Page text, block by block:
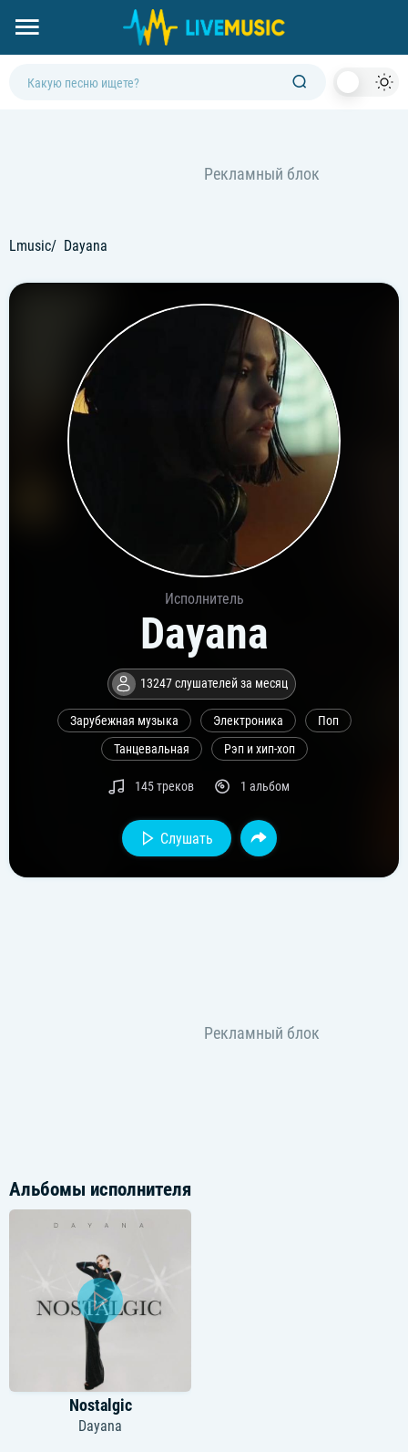
Lmusic Dayana
Исполнитель
Dayana
13247 слушателей за месяц
Зарубежная музыка Электроника
Поп
Танцевальная
Рэп и хип-хоп
145 треков 1 альбом
Слушать
Альбомы исполнителя
Nostalgic
Dayana